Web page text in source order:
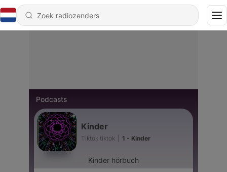
Podcasts
Kinder
Tiktok tiktok 1 - Kinder
Kinder hörbuch